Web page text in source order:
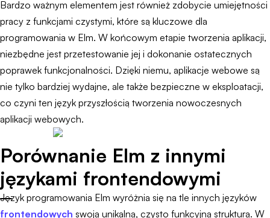
Bardzo ważnym elementem jest również zdobycie umiejętności
pracy z funkcjami czystymi, które są kluczowe dla
programowania w Elm. W końcowym etapie tworzenia aplikacji,
niezbędne jest przetestowanie jej i dokonanie ostatecznych
poprawek funkcjonalności. Dzięki niemu, aplikacje webowe są
nie tylko bardziej wydajne, ale także bezpieczne w eksploatacji,
co czyni ten język przyszłością tworzenia nowoczesnych
aplikacji webowych.
Porównanie Elm z innymi
językami frontendowymi
Język programowania Elm wyróżnia się na tle innych języków
frontendowych swoją unikalną, czysto funkcyjną strukturą. W